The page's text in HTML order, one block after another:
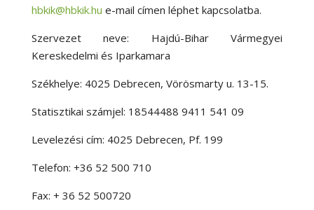
hbkik@hbkik.hu e-mail címen léphet kapcsolatba.
Szervezet neve: Hajdú-Bihar Vármegyei
Kereskedelmi és Iparkamara
Székhelye: 4025 Debrecen, Vörösmarty u. 13-15.
Statisztikai számjel: 18544488 9411 541 09
Levelezési cím: 4025 Debrecen, Pf. 199
Telefon: +36 52 500 710
Fax: + 36 52 500720